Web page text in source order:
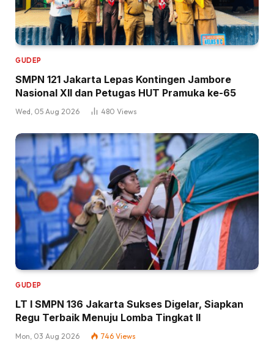
GUDEP
SMPN 121 Jakarta Lepas Kontingen Jambore
Nasional XII dan Petugas HUT Pramuka ke-65
Wed, 05 Aug 2026 480 Views
GUDEP
LT I SMPN 136 Jakarta Sukses Digelar, Siapkan
Regu Terbaik Menuju Lomba Tingkat II
Mon, 03 Aug 2026 746 Views